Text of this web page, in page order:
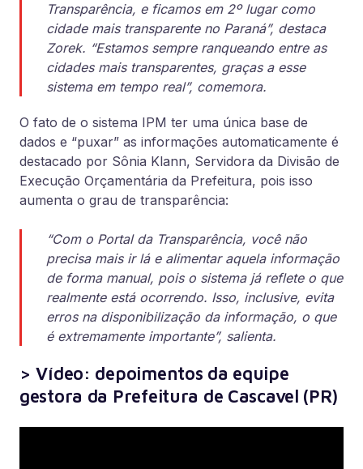
Transparência, e ficamos em 2º lugar como
cidade mais transparente no Paraná”, destaca
Zorek. “Estamos sempre ranqueando entre as
cidades mais transparentes, graças a esse
sistema em tempo real”, comemora.
O fato de o sistema IPM ter uma única base de
dados e “puxar” as informações automaticamente é
destacado por Sônia Klann, Servidora da Divisão de
Execução Orçamentária da Prefeitura, pois isso
aumenta o grau de transparência:
“Com o Portal da Transparência, você não
precisa mais ir lá e alimentar aquela informação
de forma manual, pois o sistema já reflete o que
realmente está ocorrendo. Isso, inclusive, evita
erros na disponibilização da informação, o que
é extremamente importante”, salienta.
> Vídeo: depoimentos da equipe
gestora da Prefeitura de Cascavel (PR)